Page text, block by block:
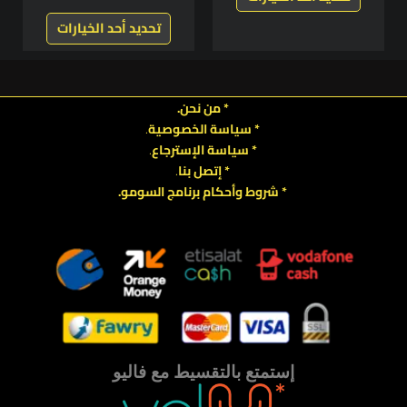
تحديد أحد الخيارات
* من نحن.
* سياسة الخصوصية.
*سياسةالإسترجاع.
* إتصل بنا.
* شروط وأحكام برنامج السومو.
إستمتع بالتقسيط مع فاليو